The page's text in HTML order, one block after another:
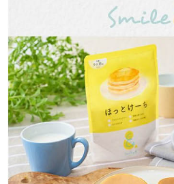
１．於結帳方式選擇「AFTEE先享後付」
結帳頁面，進行簡訊認證並確認金額後，即
２．訂單成立數日內，您將收到繳費通知
３．收到繳費通知簡訊後14天內，點擊此
ATM／網路銀行／等多元方式進行付款，方
※ 請注意：結帳手續完成當下不需立刻繳費
購買商品的店家。未經商家同意取消之訂單
後付繳納相關費用。
※ 交易是否成功請以「AFTEE先享後付 」
是否繳費成功／繳費後需取消欲退款等相
客戶支援中心」https://
【注意事項】
１．透過由恩沛科技股份有限公司提供之
易，需依本服務之必要範圍內提供個人資料
每筆NT$60，滿NT$590(含以上)免運
7-11取貨付款
每筆NT$60，滿NT$590(含以上)免運費
付款後7-11取貨
每筆NT$60，滿NT$590(含以上)免運
宅配
每筆NT$100，滿NT$590(含以上)免